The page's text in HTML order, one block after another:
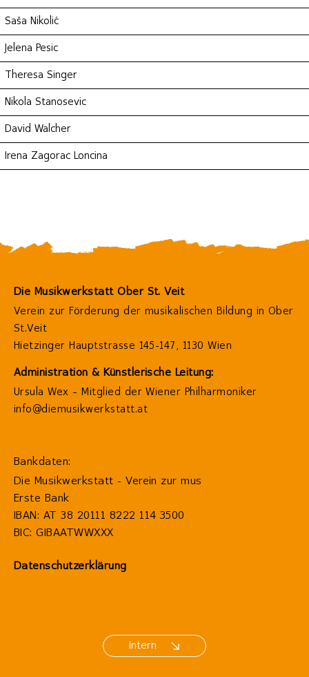
Saša Nikolić
Jelena Pesic
Theresa Singer
Nikola Stanosevic
David Walcher
Irena Zagorac Loncina
Die Musikwerkstatt Ober St. Veit
Verein zur Förderung der musikalischen Bildung in Ober
St.Veit
Hietzinger Hauptstrasse 145-147, 1130 Wien
Administration & Künstlerische Leitung:
Ursula Wex – Mitglied der Wiener Philharmoniker
info@diemusikwerkstatt.at
Intern
Bankdaten:
Die Musikwerkstatt - Verein zur mus
Erste Bank
IBAN: AT 38 20111 8222 114 3500
BIC: GIBAATWWXXX
Datenschutzerklärung